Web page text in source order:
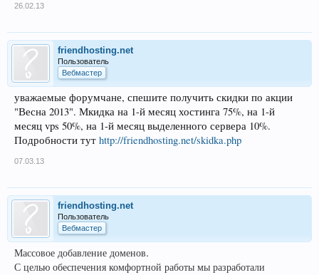
26.02.13
friendhosting.net
Пользователь
Вебмастер
уважаемые форумчане, спешите получить скидки по акции
"Весна 2013". Мкидка на 1-й месяц хостинга 75%, на 1-й
месяц vps 50%, на 1-й месяц выделенного сервера 10%.
Подробности тут http://friendhosting.net/skidka.php
07.03.13
friendhosting.net
Пользователь
Вебмастер
Массовое добавление доменов.
С целью обеспечения комфортной работы мы разработали